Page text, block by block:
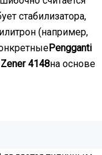
стабилизатора,
(например,
Pengganti
4148на основе